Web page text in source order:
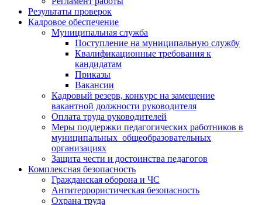
Результаты проверок
Кадровое обеспечение
Муниципальная служба
Поступление на муниципальную службу
Квалификационные требования к
кандидатам
Приказы
Вакансии
Кадровый резерв, конкурс на замещение
вакантной должности руководителя
Оплата труда руководителей
Меры поддержки педагогических работников в
муниципальных общеобразовательных
организациях
Защита чести и достоинства педагогов
Комплексная безопасность
Гражданская оборона и ЧС
Антитеррористическая безопасность
Охрана труда